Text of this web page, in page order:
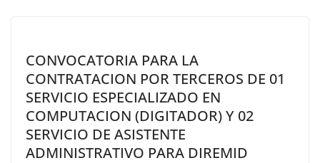
CONVOCATORIA PARA LA
CONTRATACION POR TERCEROS DE 01
SERVICIO ESPECIALIZADO EN
COMPUTACION (DIGITADOR) Y 02
SERVICIO DE ASISTENTE
ADMINISTRATIVO PARA DIREMID